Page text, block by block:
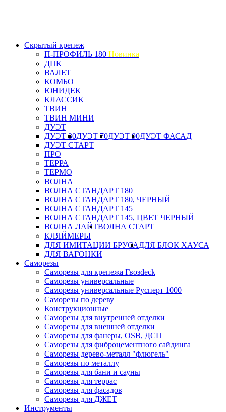
Скрытый крепеж
П-ПРОФИЛЬ 180 Новинка
ДПК
ВАЛЕТ
КОМБО
ЮНИДЕК
КЛАССИК
ТВИН
ТВИН МИНИ
ДУЭТ
ДУЭТ 30ДУЭТ 70ДУЭТ 90ДУЭТ ФАСАД
ДУЭТ СТАРТ
ПРО
ТЕРРА
ТЕРМО
ВОЛНА
ВОЛНА СТАНДАРТ 180
ВОЛНА СТАНДАРТ 180, ЧЕРНЫЙ
ВОЛНА СТАНДАРТ 145
ВОЛНА СТАНДАРТ 145, ЦВЕТ ЧЕРНЫЙ
ВОЛНА ЛАЙТВОЛНА СТАРТ
КЛЯЙМЕРЫ
ДЛЯ ИМИТАЦИИ БРУСАДЛЯ БЛОК ХАУСА
ДЛЯ ВАГОНКИ
Саморезы
Саморезы для крепежа Гвозdeck
Саморезы универсальные
Саморезы универсальные Русперт 1000
Саморезы по дереву
Конструкционные
Саморезы для внутренней отделки
Саморезы для внешней отделки
Cаморезы для фанеры, OSB, ДСП
Саморезы для фиброцементного сайдинга
Саморезы дерево-металл "флюгель"
Саморезы по металлу
Саморезы для бани и сауны
Саморезы для террас
Саморезы для фасадов
Саморезы для ДЖЕТ
Инструменты